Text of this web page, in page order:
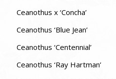
Ceanothus x ‘Concha’
Ceanothus ‘Blue Jean’
Ceanothus ‘Centennial’
Ceanothus ‘Ray Hartman’